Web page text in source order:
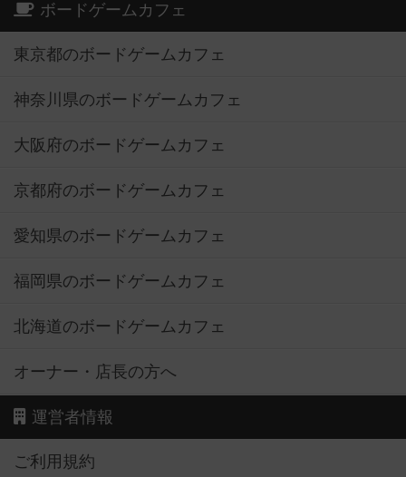
ボードゲームカフェ
東京都のボードゲームカフェ
神奈川県のボードゲームカフェ
大阪府のボードゲームカフェ
京都府のボードゲームカフェ
愛知県のボードゲームカフェ
福岡県のボードゲームカフェ
北海道のボードゲームカフェ
オーナー・店長の方へ
運営者情報
ご利用規約